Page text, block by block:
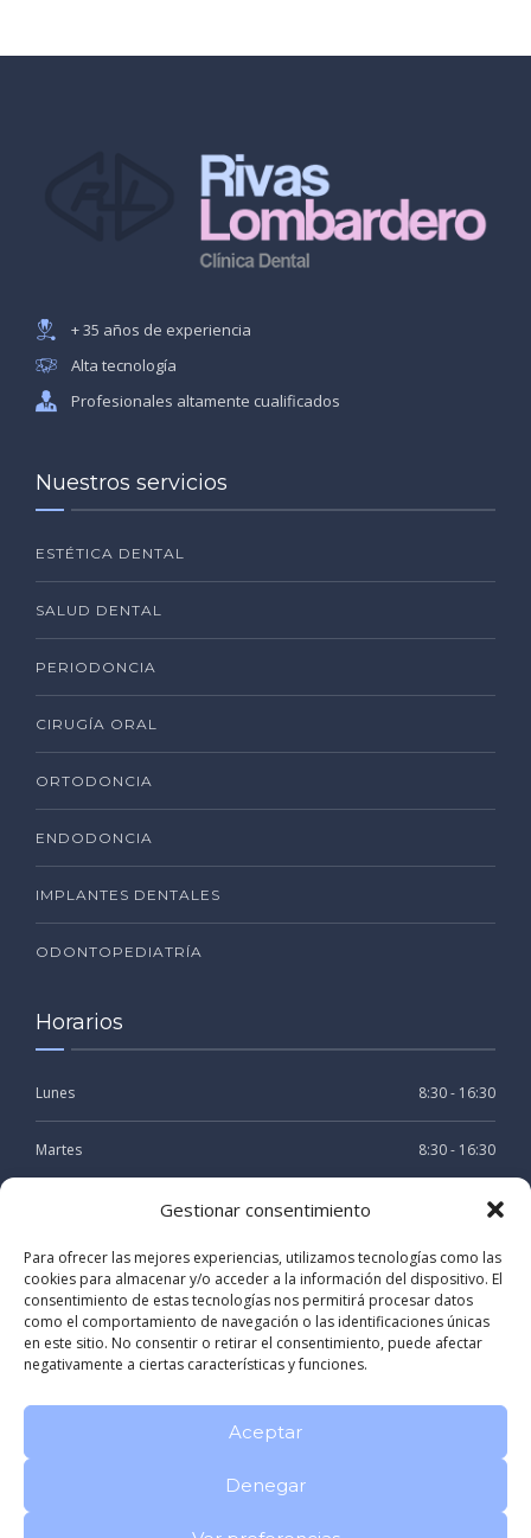
Gestionar consentimiento
Para ofrecer las mejores experiencias, utilizamos tecnologías como las
cookies para almacenar y/o acceder a la información del dispositivo. El
consentimiento de estas tecnologías nos permitirá procesar datos
como el comportamiento de navegación o las identificaciones únicas
en este sitio. No consentir o retirar el consentimiento, puede afectar
negativamente a ciertas características y funciones.
Aceptar
Denegar
+ 35 años de experiencia
Alta tecnología
Profesionales altamente cualificados
Nuestros servicios
ESTÉTICA DENTAL
SALUD DENTAL
PERIODONCIA
CIRUGÍA ORAL
ORTODONCIA
ENDODONCIA
IMPLANTES DENTALES
ODONTOPEDIATRÍA
Horarios
Lunes 8:30 - 16:30
Martes 8:30 - 16:30
8:30 - 16:30
Jueves 8:30 - 16:30
Viernes 8:30 - 15:30
Registro sanitario: C-15-002804Politica de privacidad